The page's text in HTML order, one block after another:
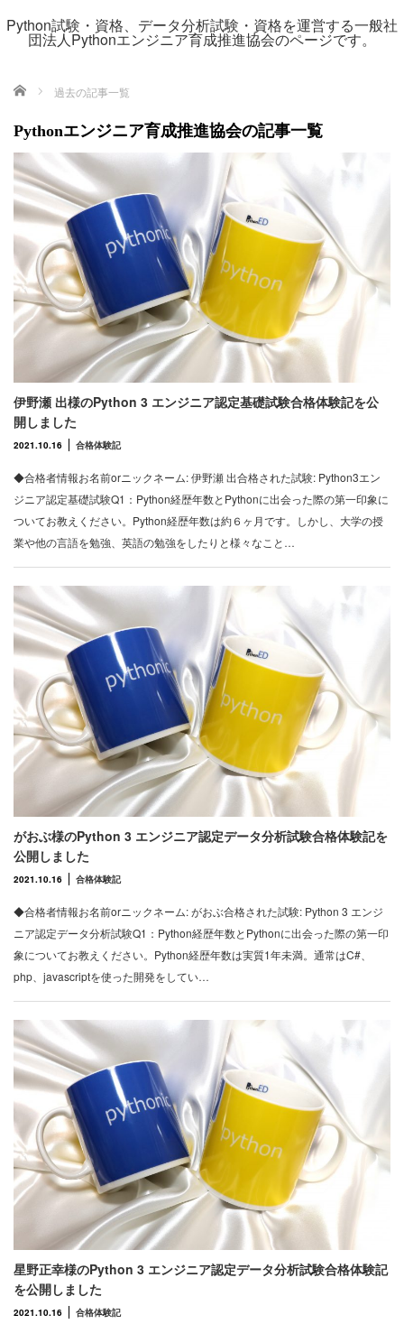
Python試験・資格、データ分析試験・資格を運営する一般社
団法人Pythonエンジニア育成推進協会のページです。
ホーム 過去の記事一覧
Pythonエンジニア育成推進協会の記事一覧
伊野瀬 出様のPython 3 エンジニア認定基礎試験合格体験記を公
開しました
2021.10.16 合格体験記
◆合格者情報お名前orニックネーム: 伊野瀬 出合格された試験: Python3エン
ジニア認定基礎試験Q1：Python経歴年数とPythonに出会った際の第一印象に
ついてお教えください。Python経歴年数は約６ヶ月です。しかし、大学の授
業や他の言語を勉強、英語の勉強をしたりと様々なこと…
がおぶ様のPython 3 エンジニア認定データ分析試験合格体験記を
公開しました
2021.10.16 合格体験記
◆合格者情報お名前orニックネーム: がおぶ合格された試験: Python 3 エンジ
ニア認定データ分析試験Q1：Python経歴年数とPythonに出会った際の第一印
象についてお教えください。Python経歴年数は実質1年未満。通常はC#、
php、javascriptを使った開発をしてい…
星野正幸様のPython 3 エンジニア認定データ分析試験合格体験記
を公開しました
2021.10.16 合格体験記